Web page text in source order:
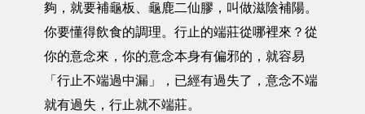
夠，就要補龜板、龜鹿二仙膠，叫做滋陰補陽。
你要懂得飲食的調理。行止的端莊從哪裡來？從
你的意念來，你的意念本身有偏邪的，就容易
「行止不端過中漏」，已經有過失了，意念不端
就有過失，行止就不端莊。